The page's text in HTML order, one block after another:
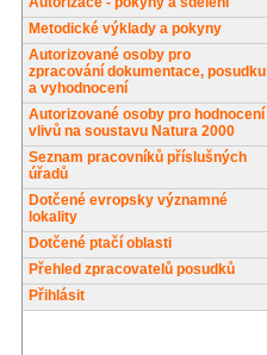
Metodické výklady a pokyny
Autorizované osoby pro
zpracování dokumentace, posudku
a vyhodnocení
Autorizované osoby pro hodnocení
vlivů na soustavu Natura 2000
Seznam pracovníků příslušných
úřadů
Dotčené evropsky významné
lokality
Dotčené ptačí oblasti
Přehled zpracovatelů posudků
Přihlásit